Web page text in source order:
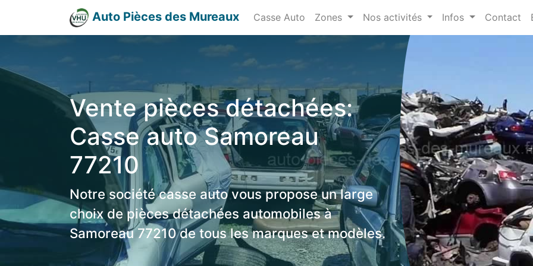
Auto Pièces des Mureaux Casse Auto Zones Nos activités Infos Contact
Vente pièces détachées:
Casse auto Samoreau
77210
Notre société casse auto vous propose un large
choix de pièces détachées automobiles à
Samoreau 77210 de tous les marques et modèles.